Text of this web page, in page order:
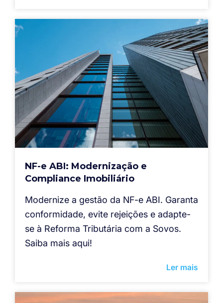
NF-e ABI: Modernização e
Compliance Imobiliário
Modernize a gestão da NF-e ABI. Garanta
conformidade, evite rejeições e adapte-
se à Reforma Tributária com a Sovos.
Saiba mais aqui!
Ler mais